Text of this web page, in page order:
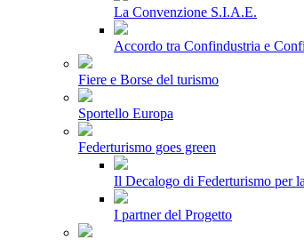
La Convenzione S.I.A.E.
Accordo tra Confindustria e
Fiere e Borse del turismo
Sportello Europa
Federturismo goes green
Il Decalogo di Federturismo per
I partner del Progetto